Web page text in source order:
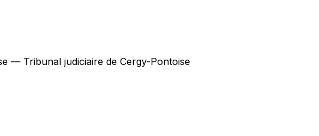
— Tribunal judiciaire de Cergy-Pontoise